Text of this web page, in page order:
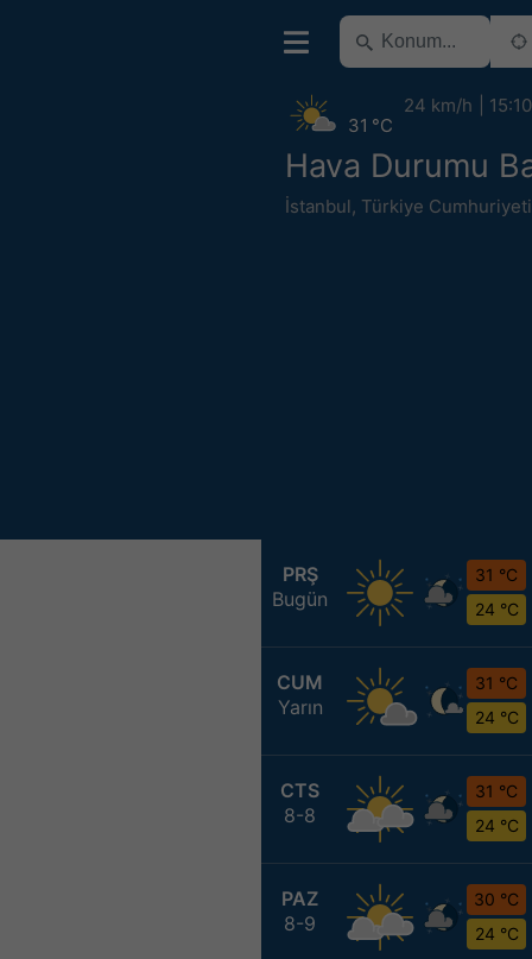
Hava Durumu
İstanbul, Türkiye Cumhuriyeti
31 °C
24 km/h 15:10
PRŞ
Bugün
31 °C
24 °C
CUM
Yarın
31 °C
24 °C
CTS
8-8
31 °C
24 °C
PAZ
8-9
30 °C
24 °C